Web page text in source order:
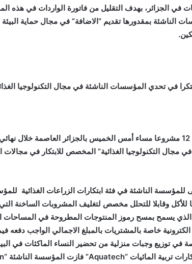
في الجزائر، بهدف التقليل من فاتورة الواردات في هذه
الناشئة بمقدورها تقديم “الاضافة” في مجال حماية
فيتحدي المؤسسات الناشئة في مجال التكنولوجيا
للتذكير فقد تم تتويج 12 مشروعا مساء أمس الخميس بالجزائر العاصمة
التكنولوجيا الغذائية” المخصص للابتكار في مجالات
للمؤسسة الناشئة في فئة ابتكارات الزراعات الغذائية
للأكل وقابلا للتحلل مخصص لتغليف المشروبات الساخنة
يسمح بمسح رموز المنتوجات المطروحة في
خاصة بالمشتريات بالمبلغ الاجمالي الواجب دفعه
في توزيع وجبات منزلية من تحضير النساء الماكثات في
تربية المائيات “Aquatech” فازت المؤسسة الناشئة “